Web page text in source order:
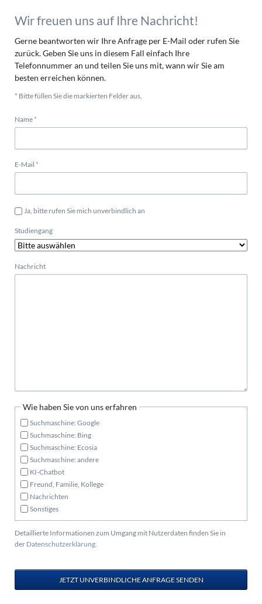
Wir freuen uns auf Ihre Nachricht!
Gerne beantworten wir Ihre Anfrage per E-Mail oder rufen Sie
zurück. Geben Sie uns in diesem Fall einfach Ihre
Telefonnummer an und teilen Sie uns mit, wann wir Sie am
besten erreichen können.
* Bitte füllen Sie die markierten Felder aus.
Pflichtfeld
Name *
Pflichtfeld
E-Mail *
Ja, bitte rufen Sie mich unverbindlich an
Studiengang
Nachricht
Wie haben Sie von uns erfahren
Suchmaschine: Google
Suchmaschine: Bing
Suchmaschine: Ecosia
Suchmaschine: andere
KI-Chatbot
Freund, Familie, Kollege
Nachrichten
Sonstiges
Detaillierte Informationen zum Umgang mit Nutzerdaten finden Sie in
der Datenschutzerklärung.
JETZT UNVERBINDLICHE ANFRAGE SENDEN